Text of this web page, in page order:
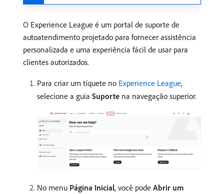
O Experience League é um portal de suporte de
autoatendimento projetado para fornecer assistência
personalizada e uma experiência fácil de usar para
clientes autorizados.
Para criar um tíquete no Experience League,
selecione a guia Suporte na navegação superior.
No menu Página Inicial, você pode Abrir um